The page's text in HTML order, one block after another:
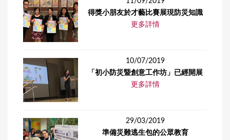
得獎小朋友於才藝比賽展現防災知識
更多詳情
10/07/2019
「初小防災暨創意工作坊」已經開展
更多詳情
29/03/2019
準備災難逃生包的公眾教育